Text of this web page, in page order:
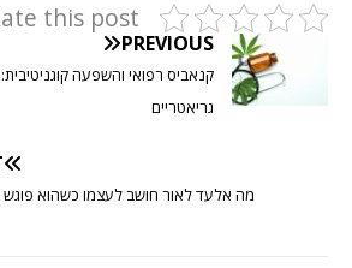
this post
PREVIOUS
קנאביס רפואי והשפעה
גריאטריים
מה אלעד לאור חושב לעצמו כשהוא